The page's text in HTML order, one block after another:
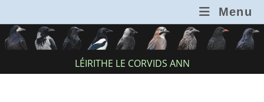
content
Menu
LÉIRITHE LE CORVIDS ANN